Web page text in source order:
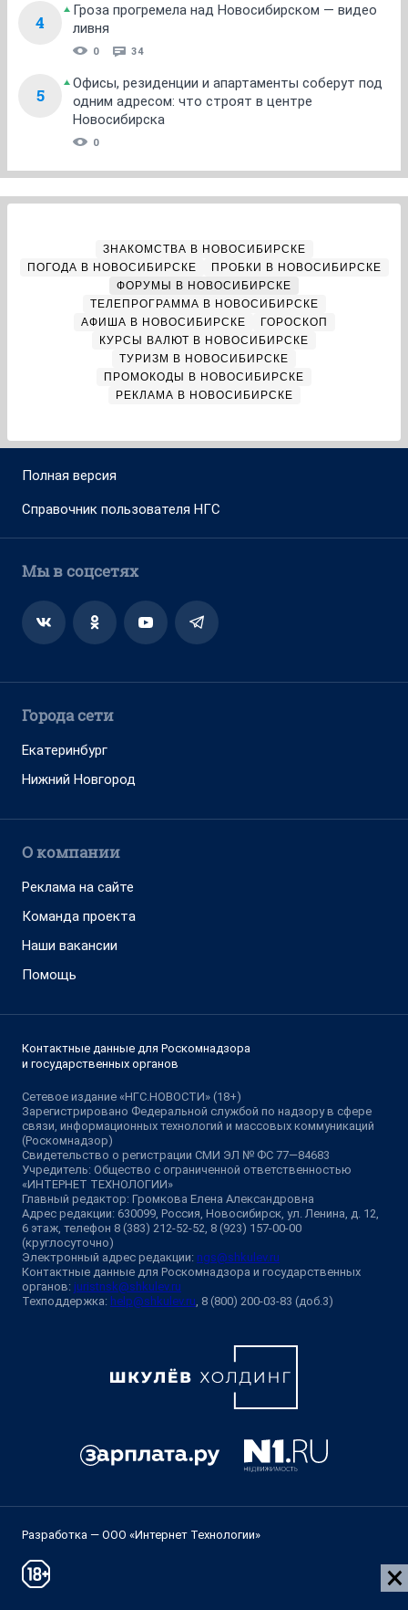
4
Гроза прогремела над Новосибирском — видео
ливня
0 34
5
Офисы, резиденции и апартаменты соберут под
одним адресом: что строят в центре
Новосибирска
0
ЗНАКОМСТВА В НОВОСИБИРСКЕ
ПОГОДА В НОВОСИБИРСКЕ
ПРОБКИ В НОВОСИБИРСКЕ
ФОРУМЫ В НОВОСИБИРСКЕ
ТЕЛЕПРОГРАММА В НОВОСИБИРСКЕ
АФИША В НОВОСИБИРСКЕ
ГОРОСКОП
КУРСЫ ВАЛЮТ В НОВОСИБИРСКЕ
ТУРИЗМ В НОВОСИБИРСКЕ
ПРОМОКОДЫ В НОВОСИБИРСКЕ
РЕКЛАМА В НОВОСИБИРСКЕ
Полная версия
Справочник пользователя НГС
Мы в соцсетях
Города сети
Екатеринбург
Нижний Новгород
О компании
Реклама на сайте
Команда проекта
Наши вакансии
Помощь
Контактные данные для Роскомнадзора
и государственных органов
Сетевое издание «НГС.НОВОСТИ» (18+)
Зарегистрировано Федеральной службой по надзору в сфере
связи, информационных технологий и массовых коммуникаций
(Роскомнадзор)
Свидетельство о регистрации СМИ ЭЛ № ФС 77—84683
Учредитель: Общество с ограниченной ответственностью
«ИНТЕРНЕТ ТЕХНОЛОГИИ»
Главный редактор: Громкова Елена Александровна
Адрес редакции: 630099, Россия, Новосибирск, ул. Ленина, д. 12,
6 этаж, телефон 8 (383) 212-52-52, 8 (923) 157-00-00
(круглосуточно)
Электронный адрес редакции: ngs@shkulev.ru
Контактные данные для Роскомнадзора и государственных
органов: juristnsk@shkulev.ru
Техподдержка: help@shkulev.ru , 8 (800) 200-03-83 (доб.3)
Разработка — ООО «Интернет Технологии»